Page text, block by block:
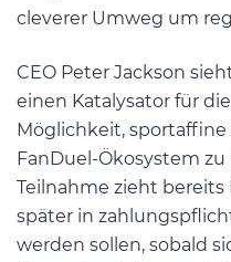
cleverer Umweg um
CEO Peter Jackson
einen Katalysator für
Möglichkeit,
FanDuel-Ökosystem
Teilnahme zieht bereits
später in
werden sollen, sobald